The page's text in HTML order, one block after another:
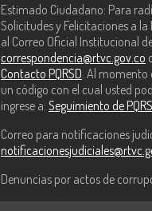
Estimado Ciudadano: Para
Solicitudes y Felicitaciones a
al Correo Oficial Institucional
correspondencia@rtvc.gov.co
Contacto PQRSD . Al
un código con el cual usted
ingrese a: Seguimiento de
Correo para notificaciones
Denuncias por actos de